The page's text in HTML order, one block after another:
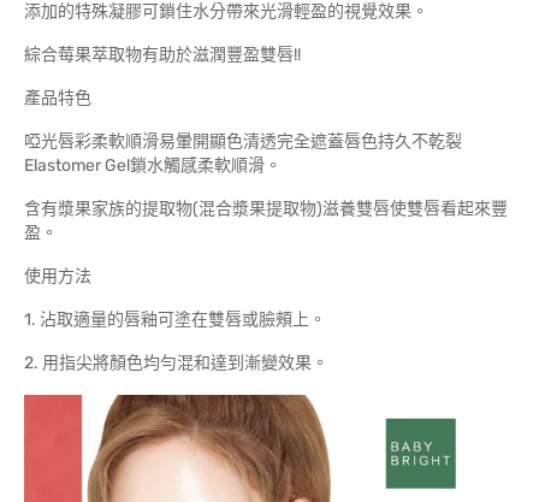
添加的特殊凝膠可鎖住水分帶來光滑輕盈的視覺效果。
綜合莓果萃取物有助於滋潤豐盈雙唇!!
產品特色
啞光唇彩柔軟順滑易暈開顯色清透完全遮蓋唇色持久不乾裂
Elastomer Gel鎖水觸感柔軟順滑。
含有漿果家族的提取物(混合漿果提取物)滋養雙唇使雙唇看起來豐
盈。
使用方法
1. 沾取適量的唇釉可塗在雙唇或臉頰上。
2. 用指尖將顏色均勻混和達到漸變效果。